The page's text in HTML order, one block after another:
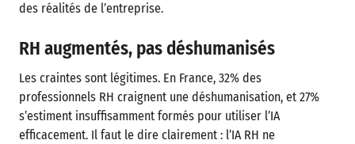
des réalités de l’entreprise.
RH augmentés, pas déshumanisés
Les craintes sont légitimes. En France, 32% des
professionnels RH craignent une déshumanisation, et 27%
s’estiment insuffisamment formés pour utiliser l’IA
efficacement. Il faut le dire clairement : l’IA RH ne